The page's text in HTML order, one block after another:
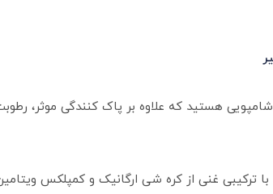
هستید که علاوه بر پاک کنندگی موثر،